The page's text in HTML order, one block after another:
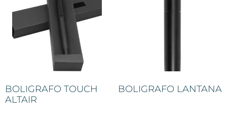
BOLIGRAFO TOUCH
ALTAIR
BOLIGRAFO LANTANA